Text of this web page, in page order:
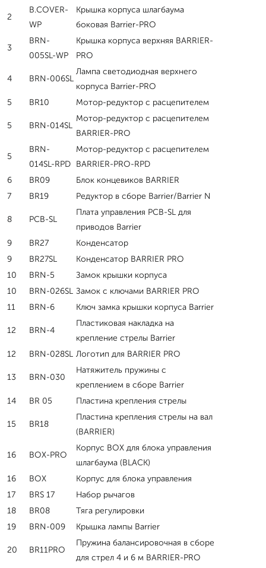
2
B.COVER-
WP
Крышка корпуса шлагбаума
боковая Barrier-PRO
3
BRN-
005SL-WP
Крышка корпуса верхняя BARRIER-
PRO
4 BRN-006SL
Лампа светодиодная верхнего
корпуса Barrier-PRO
5
BR10 Мотор-редуктор с расцепителем
5 BRN-014SL
Мотор-редуктор с расцепителем
BARRIER-PRO
5
BRN-
014SL-RPD
Мотор-редуктор с расцепителем
BARRIER-PRO-RPD
6
BR09
Блок концевиков BARRIER
7
BR19 Редуктор в сборе Barrier/Barrier N
8 PCB-SL
Плата управления PCB-SL для
приводов Barrier
9
BR27
Конденсатор
9
BR27SL
Конденсатор BARRIER PRO
10
BRN-5
Замок крышки корпуса
10
BRN-026SL Замок с ключами BARRIER PRO
11
BRN-6 Ключ замка крышки корпуса Barrier
12 BRN-4
Пластиковая накладка на
крепление стрелы Barrier
12
BRN-028SL Логотип для BARRIER PRO
13 BRN-030
Натяжитель пружины c
креплением в сборе Barrier
14
BR 05 Пластина крепления стрелы
15 BR18
Пластина крепления стрелы на вал
(BARRIER)
16 BOX-PRO
Корпус BOX для блока управления
шлагбаума (BLACK)
16
BOX
Корпус для блока управления
17
BRS 17
Набор рычагов
18
BR08
Тяга регулировки
19
BRN-009 Крышка лампы Barrier
20 BR11PRO
Пружина балансировочная в сборе
для стрел 4 и 6 м BARRIER-PRO